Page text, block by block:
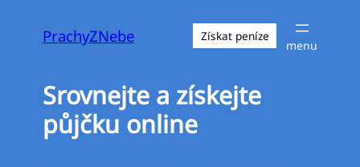
PrachyZNebe Získat peníze
Srovnejte a získejte
půjčku online